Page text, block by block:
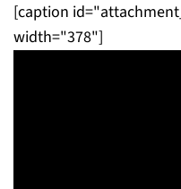
[caption
width="378"]